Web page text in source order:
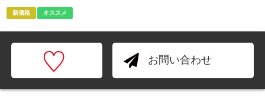
新価格 オススメ
お問い合わせ